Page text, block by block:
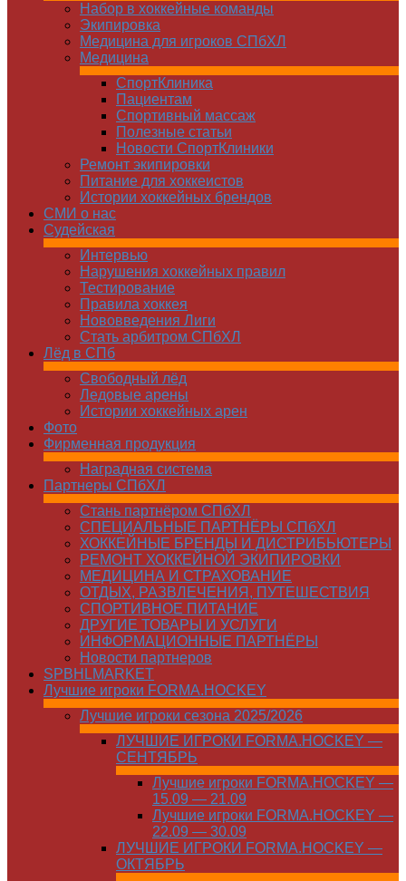
Набор в хоккейные команды
Экипировка
Медицина для игроков СПбХЛ
Медицина
СпортКлиника
Пациентам
Спортивный массаж
Полезные статьи
Новости СпортКлиники
Ремонт экипировки
Питание для хоккеистов
Истории хоккейных брендов
СМИ о нас
Судейская
Интервью
Нарушения хоккейных правил
Тестирование
Правила хоккея
Нововведения Лиги
Стать арбитром СПбХЛ
Лёд в СПб
Свободный лёд
Ледовые арены
Истории хоккейных арен
Фото
Фирменная продукция
Наградная система
Партнеры СПбХЛ
Стань партнёром СПбХЛ
СПЕЦИАЛЬНЫЕ ПАРТНЁРЫ СПбХЛ
ХОККЕЙНЫЕ БРЕНДЫ И ДИСТРИБЬЮТЕРЫ
РЕМОНТ ХОККЕЙНОЙ ЭКИПИРОВКИ
МЕДИЦИНА И СТРАХОВАНИЕ
ОТДЫХ, РАЗВЛЕЧЕНИЯ, ПУТЕШЕСТВИЯ
СПОРТИВНОЕ ПИТАНИЕ
ДРУГИЕ ТОВАРЫ И УСЛУГИ
ИНФОРМАЦИОННЫЕ ПАРТНЁРЫ
Новости партнеров
SPBHLMARKET
Лучшие игроки FORMA.HOCKEY
Лучшие игроки сезона 2025/2026
ЛУЧШИЕ ИГРОКИ FORMA.HOCKEY —
СЕНТЯБРЬ
Лучшие игроки FORMA.HOCKEY —
15.09 — 21.09
Лучшие игроки FORMA.HOCKEY —
22.09 — 30.09
ЛУЧШИЕ ИГРОКИ FORMA.HOCKEY —
ОКТЯБРЬ